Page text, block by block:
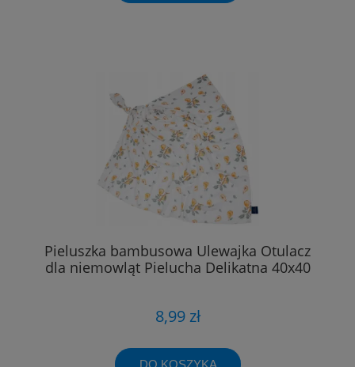
Pieluszka bambusowa Ulewajka Otulacz
dla niemowląt Pielucha Delikatna 40x40
8,99 zł
DO KOSZYKA